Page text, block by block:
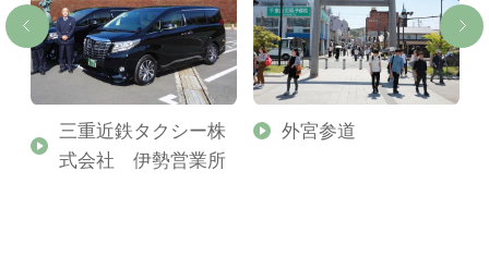
三重近鉄タクシー株
式会社 伊勢営業所
外宮参道